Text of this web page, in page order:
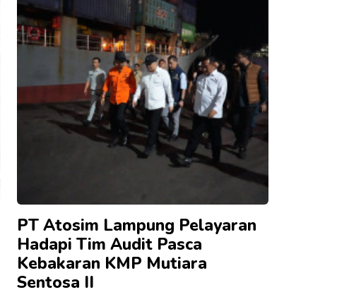
PT Atosim Lampung Pelayaran
Hadapi Tim Audit Pasca
Kebakaran KMP Mutiara
Sentosa II